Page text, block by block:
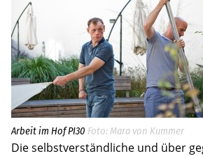
Aktuelles
Häufige Fragen
Standorte
Ansprechpersonen
Jobs
Arbeit im Hof PI30 Mara von Kummer
Die selbstverständliche und über